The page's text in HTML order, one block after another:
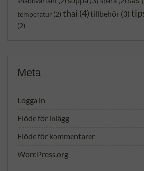
temperatur (2) thai (4) tillbehör (3)
(2)
Meta
Logga in
Flöde för inlägg
Flöde för kommentarer
WordPress.org